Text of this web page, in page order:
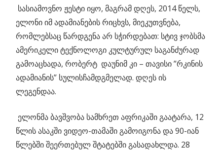
სასიამოვნო ჟესტი იყო, მაგრამ დღეს, 2014 წელს,
ელონი იმ ადამიანების რიცხვს, მიეკუთვნება,
რომლებსაც წარდგენა არ სჭირდებათ: სტივ ჯობსმა
ამერიკელი ტექნოლოგი კულტურულ საგანძურად
გამოაცხადა, რობერტ დაუნიმ კი – თავისი ”რკინის
ადამიანის” სულისჩამდგმელად. დღეს ის
ლეგენდაა.
ელონმა ბავშვობა სამხრეთ აფრიკაში გაატარა, 12
წლის ასაკში ვიდეო-თამაში გამოიგონა და 90-იან
წლებში შეერთებულ შტატებში გასადახლდა. 28